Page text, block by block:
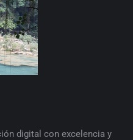
digital con excelencia y